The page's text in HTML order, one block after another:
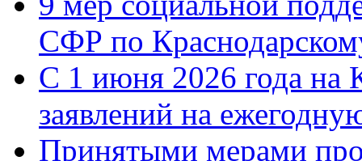
СФР по
С 1 июня 2026 года на
заявлений на
Принятыми мерами